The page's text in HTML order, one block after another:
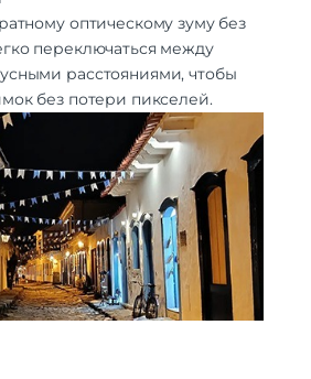
A-GPS | BeiDou | GALILEO | GPS |
ГЛОНАСС
12 месяцев
оптическому зуму без
переключаться между
расстояниями, чтобы
без потери пикселей.